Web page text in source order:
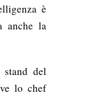
è
anche la
del
lo chef